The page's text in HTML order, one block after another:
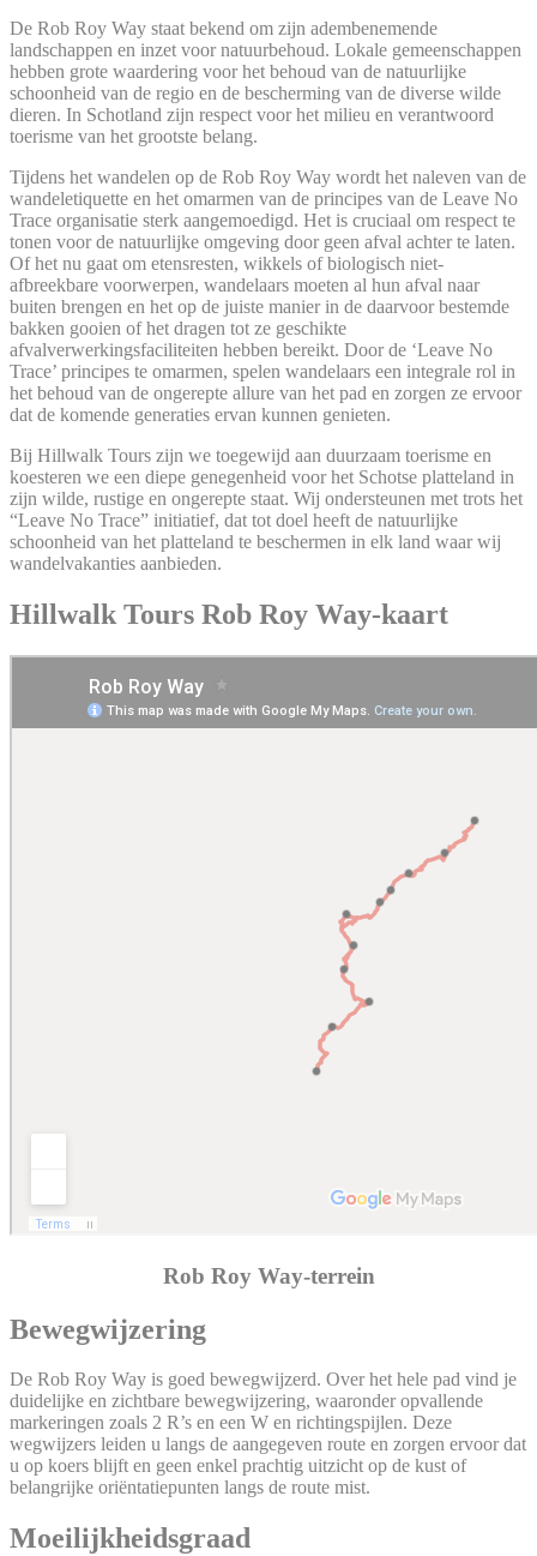
De Rob Roy Way staat bekend om zijn adembenemende
landschappen en inzet voor natuurbehoud. Lokale gemeenschappen
hebben grote waardering voor het behoud van de natuurlijke
schoonheid van de regio en de bescherming van de diverse wilde
dieren. In Schotland zijn respect voor het milieu en verantwoord
toerisme van het grootste belang.
Tijdens het wandelen op de Rob Roy Way wordt het naleven van de
wandeletiquette en het omarmen van de principes van de Leave No
Trace organisatie sterk aangemoedigd. Het is cruciaal om respect te
tonen voor de natuurlijke omgeving door geen afval achter te laten.
Of het nu gaat om etensresten, wikkels of biologisch niet-
afbreekbare voorwerpen, wandelaars moeten al hun afval naar
buiten brengen en het op de juiste manier in de daarvoor bestemde
bakken gooien of het dragen tot ze geschikte
afvalverwerkingsfaciliteiten hebben bereikt. Door de ‘Leave No
Trace’ principes te omarmen, spelen wandelaars een integrale rol in
het behoud van de ongerepte allure van het pad en zorgen ze ervoor
dat de komende generaties ervan kunnen genieten.
Bij Hillwalk Tours zijn we toegewijd aan duurzaam toerisme en
koesteren we een diepe genegenheid voor het Schotse platteland in
zijn wilde, rustige en ongerepte staat. Wij ondersteunen met trots het
“Leave No Trace” initiatief, dat tot doel heeft de natuurlijke
schoonheid van het platteland te beschermen in elk land waar wij
wandelvakanties aanbieden.
Hillwalk Tours Rob Roy Way-kaart
Rob Roy Way-terrein
Bewegwijzering
De Rob Roy Way is goed bewegwijzerd. Over het hele pad vind je
duidelijke en zichtbare bewegwijzering, waaronder opvallende
markeringen zoals 2 R’s en een W en richtingspijlen. Deze
wegwijzers leiden u langs de aangegeven route en zorgen ervoor dat
u op koers blijft en geen enkel prachtig uitzicht op de kust of
belangrijke oriëntatiepunten langs de route mist.
Moeilijkheidsgraad